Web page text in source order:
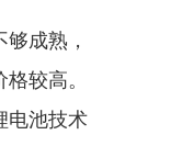
成熟，
较高。
电池技术